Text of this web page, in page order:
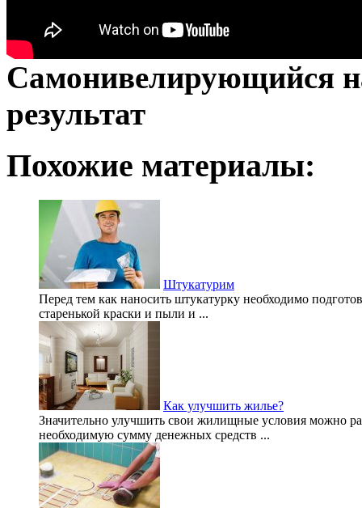
Самонивелирующийся
результат
Похожие материалы:
Штукатурим
Перед тем как наносить штукатурку необходимо
старенькой краски и пыли и ...
Как улучшить жилье?
Значительно улучшить свои жилищные условия можно
необходимую сумму денежных средств ...